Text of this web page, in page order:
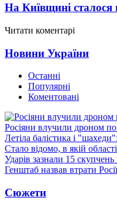
На Київщині сталося
Читати коментарі
Новини України
Останні
Популярні
Коментовані
Росіяни влучили дроном
Летіла балістика і
Стало відомо, в якій
Ударів зазнали 15
Генштаб назвав втрати
Сюжети